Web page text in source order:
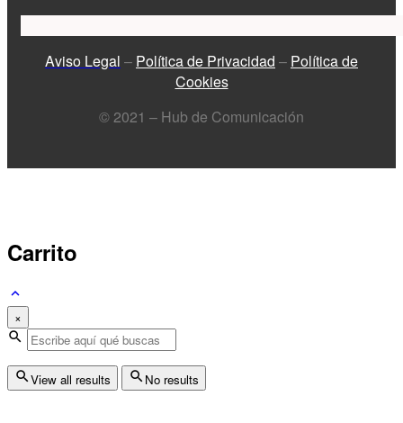
Aviso Legal – Política de Privacidad – Política de
Cookies
© 2021 – Hub de Comunicación
Carrito
×
View all results No results